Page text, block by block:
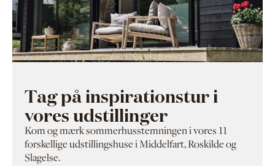
Tag på inspirationstur i
vores udstillinger
Kom og mærk sommerhusstemningen i vores 11
forskellige udstillingshuse i Middelfart, Roskilde og
Slagelse.